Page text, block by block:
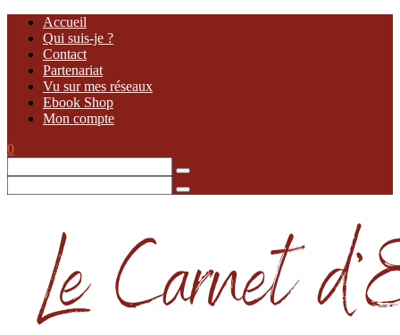
Accueil
Qui suis-je ?
Contact
Partenariat
Vu sur mes réseaux
Ebook Shop
Mon compte
0